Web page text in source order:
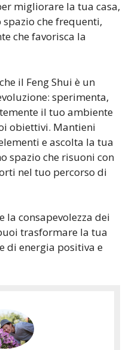
migliorare la tua casa,
che frequenti,
che favorisca la
il Feng Shui è un
sperimenta,
il tuo ambiente
obiettivi. Mantieni
e ascolta la tua
spazio che risuoni con
nel tuo percorso di
la consapevolezza dei
trasformare la tua
di energia positiva e